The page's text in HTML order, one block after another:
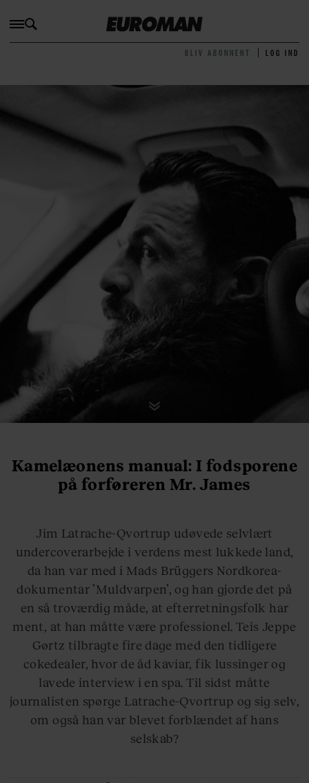
BLIV ABONNENT LOG IND
Kamelæonens manual: I fodsporene
på forføreren Mr. James
Jim Latrache-Qvortrup udøvede selvlært
undercoverarbejde i verdens mest lukkede land,
da han var med i Mads Brüggers Nordkorea-
dokumentar ’Muldvarpen’, og han gjorde det på
en så troværdig måde, at efterretningsfolk har
ment, at han måtte være professionel. Teis Jeppe
Gørtz tilbragte fire dage med den tidligere
cokedealer, hvor de åd kaviar, fik lussinger og
lavede interview i en spa. Til sidst måtte
journalisten spørge Latrache-Qvortrup og sig selv,
om også han var blevet forblændet af hans
selskab?